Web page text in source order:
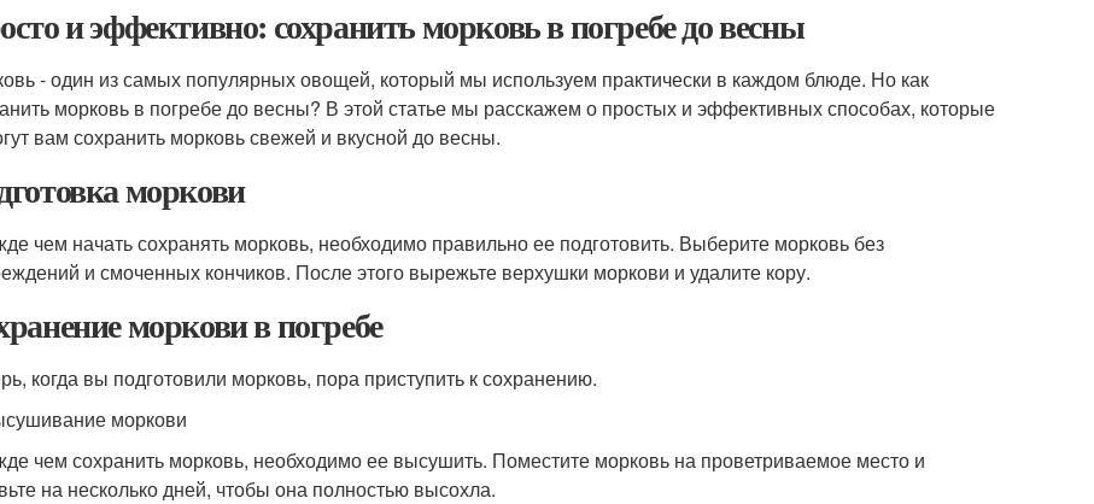
и эффективно: сохранить морковь в погребе до весны
- один из самых популярных овощей, который мы используем практически в каждом блюде. Но как
морковь в погребе до весны? В этой статье мы расскажем о простых и эффективных способах, которые
вам сохранить морковь свежей и вкусной до весны.
моркови
чем начать сохранять морковь, необходимо правильно ее подготовить. Выберите морковь без
и смоченных кончиков. После этого вырежьте верхушки моркови и удалите кору.
моркови в погребе
когда вы подготовили морковь, пора приступить к сохранению.
моркови
чем сохранить морковь, необходимо ее высушить. Поместите морковь на проветриваемое место и
на несколько дней, чтобы она полностью высохла.